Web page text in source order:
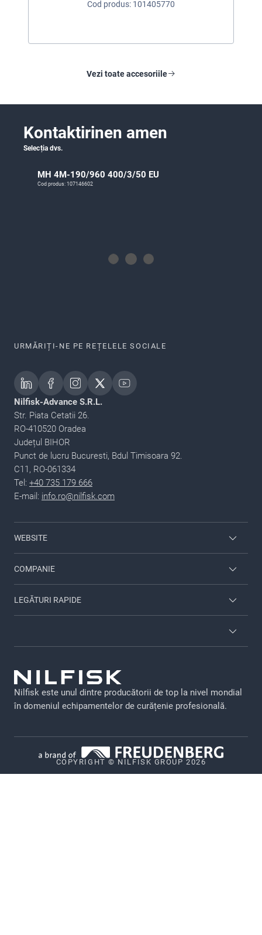
Cod produs: 101405770
Vezi toate accesoriile
Kontaktirinen amen
Selecția dvs.
MH 4M-190/960 400/3/50 EU
Cod produs: 107146602
URMĂRIȚI-NE PE REȚELELE SOCIALE
Nilfisk-Advance S.R.L.
Str. Piata Cetatii 26.
RO-410520 Oradea
Județul BIHOR
Punct de lucru Bucuresti, Bdul Timisoara 92.
C11, RO-061334
Tel: +40 735 179 666
E-mail: info.ro@nilfisk.com
WEBSITE
Viper
COMPANIE
Despre Nilfisk
LEGĂTURI RAPIDE
Brosuri
Precizări legale
Politică de confidențialitate
Vulnerability Disclosure Policy
Whistleblower System
Nilfisk este unul dintre producătorii de top la nivel mondial
în domeniul echipamentelor de curățenie profesională.
COPYRIGHT © NILFISK GROUP 2026